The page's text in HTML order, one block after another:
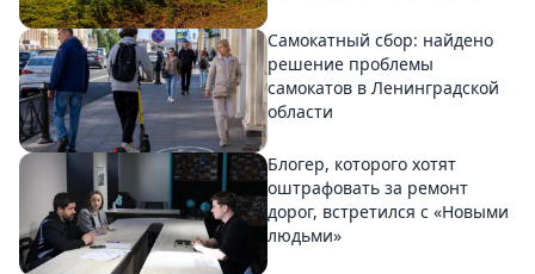
Самокатный сбор: найдено
решение проблемы
самокатов в Ленинградской
области
Блогер, которого хотят
оштрафовать за ремонт
дорог, встретился с «Новыми
людьми»